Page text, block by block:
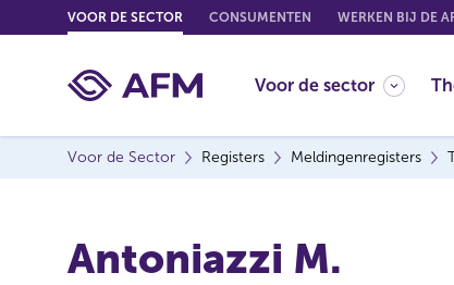
o
o
VOOR DE SECTOR CONSUMENTEN WERKEN BIJ DE
Voor de sector
Voor de Sector Registers Meldingenregisters
Antoniazzi M.